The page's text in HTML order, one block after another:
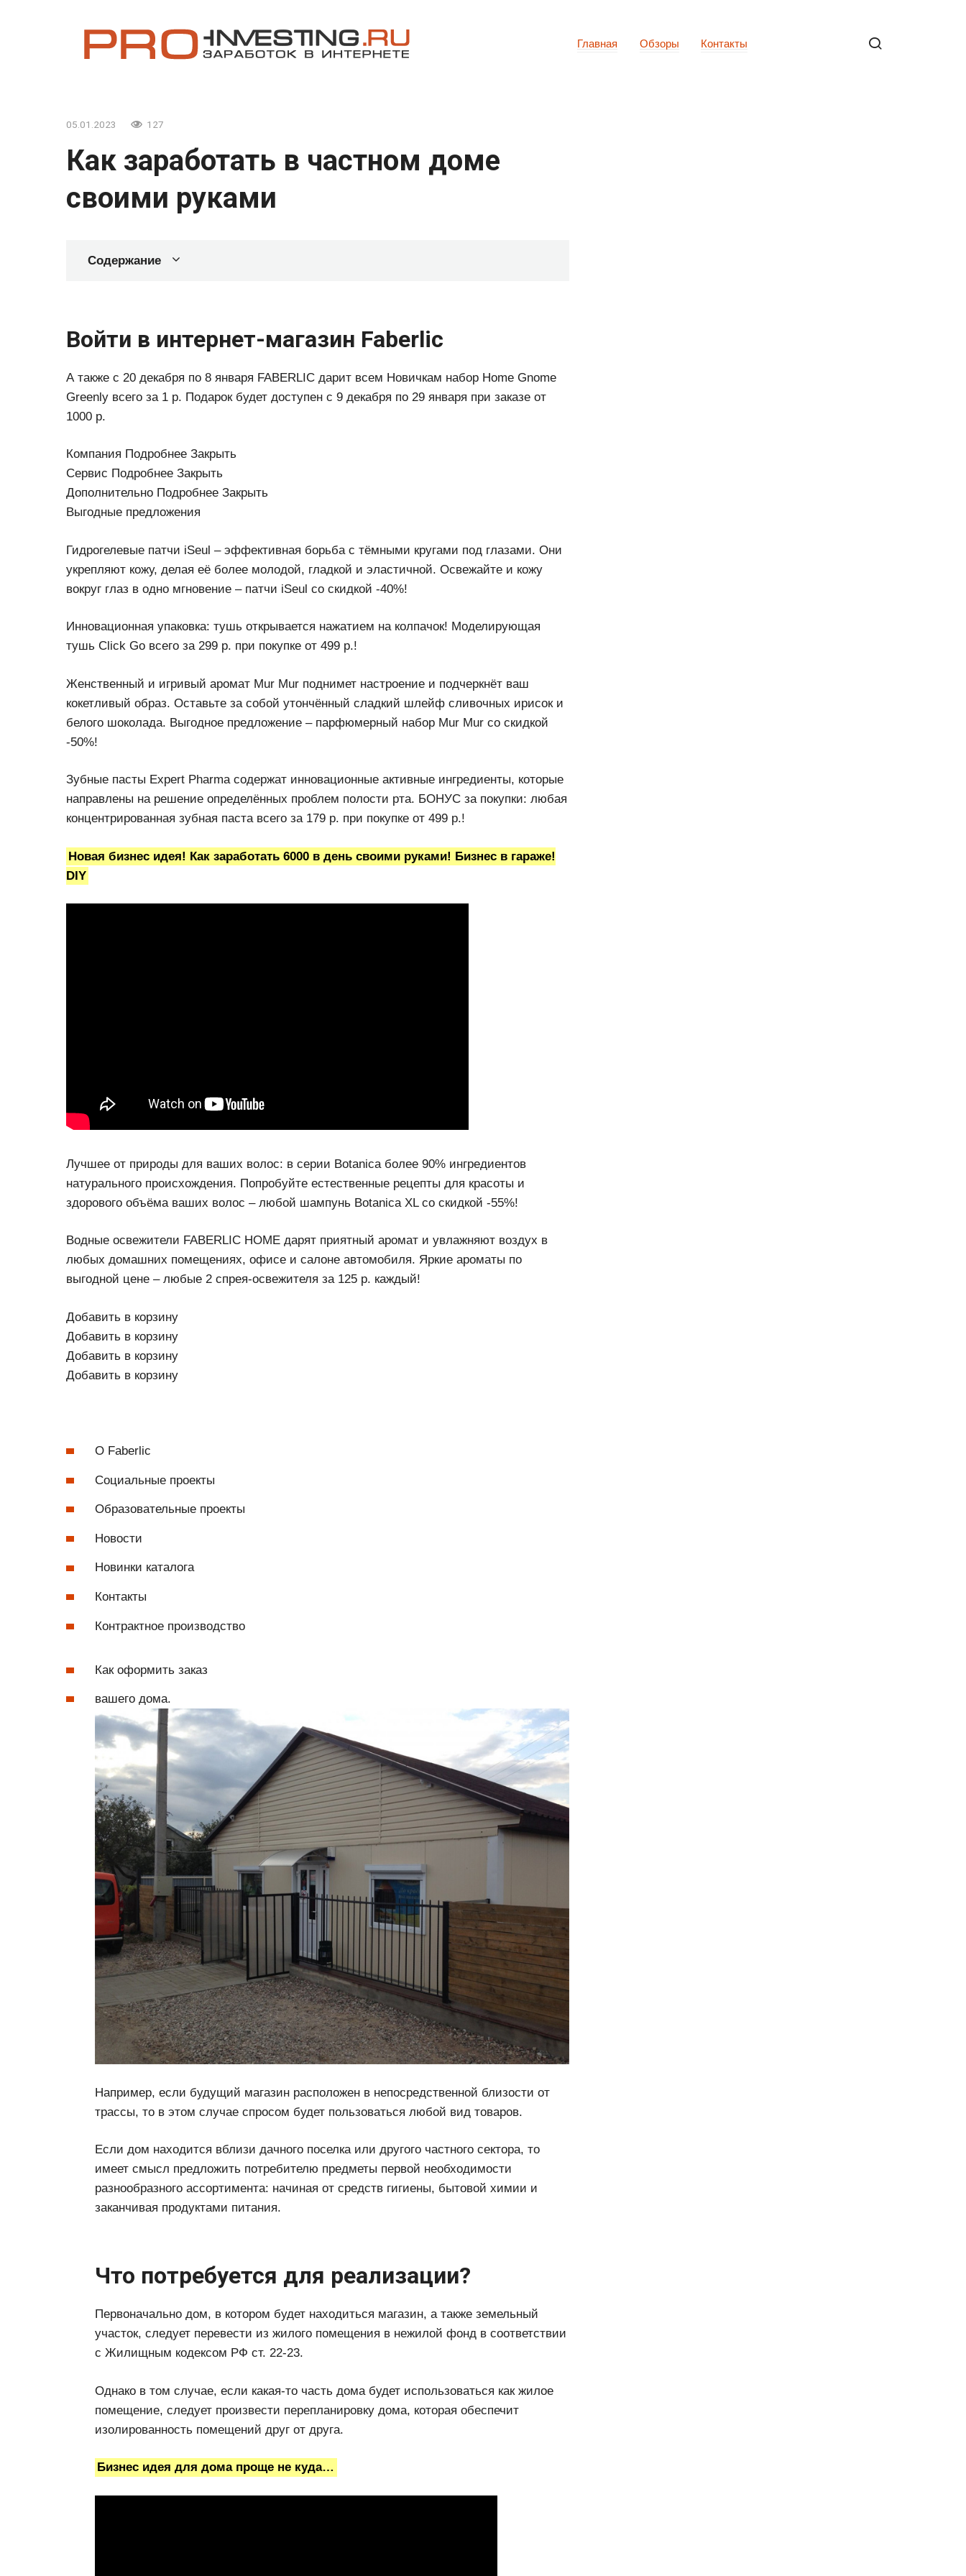
Главная Обзоры Контакты
05.01.2023 127
Как заработать в частном доме
своими руками
Содержание
Войти в интернет-магазин Faberlic
А также с 20 декабря по 8 января FABERLIC дарит всем Новичкам набор Home Gnome
Greenly всего за 1 р. Подарок будет доступен с 9 декабря по 29 января при заказе от
1000 р.
Компания Подробнее Закрыть
Сервис Подробнее Закрыть
Дополнительно Подробнее Закрыть
Выгодные предложения
Гидрогелевые патчи iSeul – эффективная борьба с тёмными кругами под глазами. Они
укрепляют кожу, делая её более молодой, гладкой и эластичной. Освежайте и кожу
вокруг глаз в одно мгновение – патчи iSeul со скидкой -40%!
Инновационная упаковка: тушь открывается нажатием на колпачок! Моделирующая
тушь Click Go всего за 299 р. при покупке от 499 р.!
Женственный и игривый аромат Mur Mur поднимет настроение и подчеркнёт ваш
кокетливый образ. Оставьте за собой утончённый сладкий шлейф сливочных ирисок и
белого шоколада. Выгодное предложение – парфюмерный набор Mur Mur со скидкой
-50%!
Зубные пасты Expert Pharma содержат инновационные активные ингредиенты, которые
направлены на решение определённых проблем полости рта. БОНУС за покупки: любая
концентрированная зубная паста всего за 179 р. при покупке от 499 р.!
Новая бизнес идея! Как заработать 6000 в день своими руками! Бизнес в гараже!
DIY
Лучшее от природы для ваших волос: в серии Botanica более 90% ингредиентов
натурального происхождения. Попробуйте естественные рецепты для красоты и
здорового объёма ваших волос – любой шампунь Botanica XL со скидкой -55%!
Водные освежители FABERLIC HOME дарят приятный аромат и увлажняют воздух в
любых домашних помещениях, офисе и салоне автомобиля. Яркие ароматы по
выгодной цене – любые 2 спрея-освежителя за 125 р. каждый!
Добавить в корзину
Добавить в корзину
Добавить в корзину
Добавить в корзину
О Faberlic
Социальные проекты
Образовательные проекты
Новости
Новинки каталога
Контакты
Контрактное производство
Как оформить заказ
вашего дома.
Например, если будущий магазин расположен в непосредственной близости от
трассы, то в этом случае спросом будет пользоваться любой вид товаров.
Если дом находится вблизи дачного поселка или другого частного сектора, то
имеет смысл предложить потребителю предметы первой необходимости
разнообразного ассортимента: начиная от средств гигиены, бытовой химии и
заканчивая продуктами питания.
Что потребуется для реализации?
Первоначально дом, в котором будет находиться магазин, а также земельный
участок, следует перевести из жилого помещения в нежилой фонд в соответствии
с Жилищным кодексом РФ ст. 22-23.
Однако в том случае, если какая-то часть дома будет использоваться как жилое
помещение, следует произвести перепланировку дома, которая обеспечит
изолированность помещений друг от друга.
Бизнес идея для дома проще не куда…